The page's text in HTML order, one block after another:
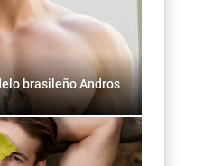
brasileño Andros